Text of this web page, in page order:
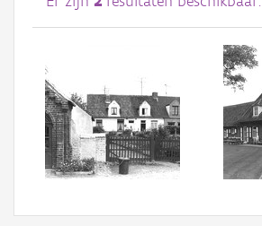
#BeeldIndeKijker
Hergebruik
Over ons
Aanmelden